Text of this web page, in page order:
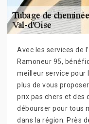
Avec les services de
Ramoneur 95,
meilleur service pour
plus de vous
prix pas chers et des
débourser pour tous
dans la région. Près